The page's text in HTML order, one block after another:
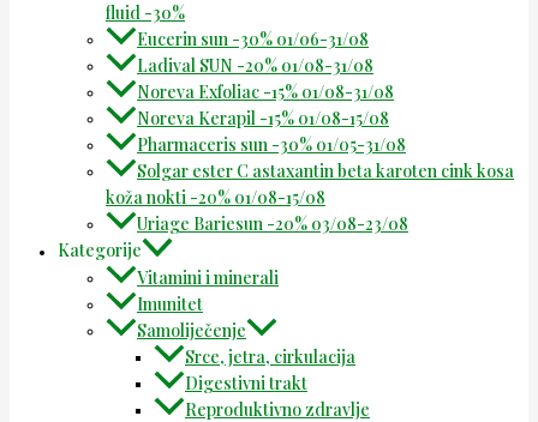
fluid -30%
Eucerin sun -30% 01/06-31/08
Ladival SUN -20% 01/08-31/08
Noreva Exfoliac -15% 01/08-31/08
Noreva Kerapil -15% 01/08-15/08
Pharmaceris sun -30% 01/05-31/08
Solgar ester C astaxantin beta karoten cink kosa
koža nokti -20% 01/08-15/08
Uriage Bariesun -20% 03/08-23/08
Kategorije
Vitamini i minerali
Imunitet
Samoliječenje
Srce, jetra, cirkulacija
Digestivni trakt
Reproduktivno zdravlje